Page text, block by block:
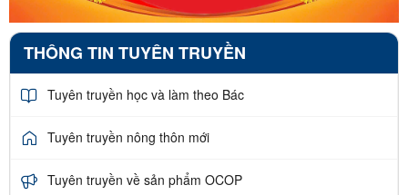
THÔNG TIN TUYÊN TRUYỀN
Tuyên truyền học và làm theo Bác
Tuyên truyền nông thôn mới
Tuyên truyền về sản phẩm OCOP